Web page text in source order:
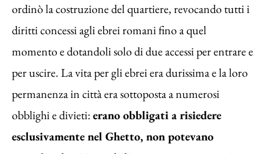
ordinò la costruzione del quartiere, revocando tutti i
diritti concessi agli ebrei romani fino a quel
momento e dotandoli solo di due accessi per entrare e
per uscire. La vita per gli ebrei era durissima e la loro
permanenza in città era sottoposta a numerosi
obblighi e divieti:erano obbligati a risiedere
esclusivamente nel Ghetto, non potevano